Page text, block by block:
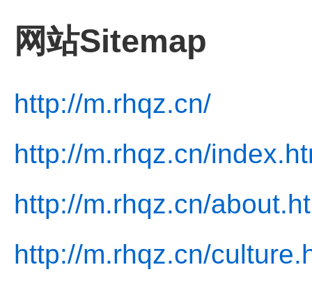
网站Sitemap
http://m.rhqz.cn/
http://m.rhqz.cn/
http://m.rhqz.cn/
http://m.rhqz.cn/